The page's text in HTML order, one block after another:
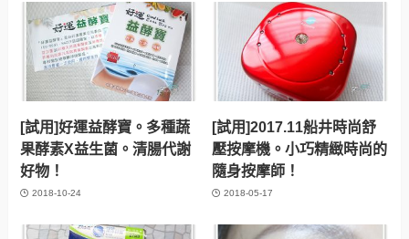
[試用]好運益酵寶。多種蔬
果酵素X益生菌。清腸代謝
好物！
2018-10-24
[試用]2017.11船井時尚舒
壓按摩機。小巧精緻時尚的
隨身按摩師！
2018-05-17